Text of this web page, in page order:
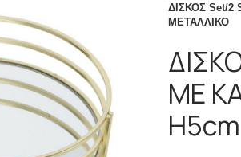
ΔΙΣΚΟΣ Set/
ΜΕΤΑΛΛΙΚΟ
ΜΕ